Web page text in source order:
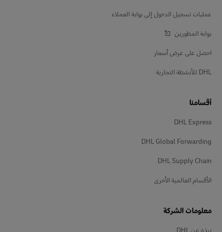
عمليات تسجيل الدخول إلى بوابة العملاء
بوابة المطورين
احصل على عرض أسعار
DHL للأنشطة التجارية
أقسامنا
DHL Express
DHL Global Forwarding
DHL Supply Chain
الأقسام العالمية الأخرى
معلومات الشركة
نبذة عن DHL